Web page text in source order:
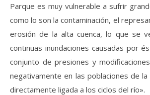
Parque es muy vulnerable a sufrir
como lo son la contaminación, el
erosión de la alta cuenca, lo que se
continuas inundaciones causadas por
conjunto de presiones y
negativamente en las poblaciones de
directamente ligada a los ciclos del río».